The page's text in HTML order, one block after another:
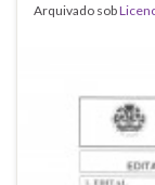
Arquivado sob